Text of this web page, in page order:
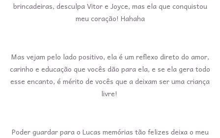
brincadeiras, desculpa Vitor e Joyce, mas ela que conquistou
meu coração! Hahaha
Mas vejam pelo lado positivo, ela é um reflexo direto do amor,
carinho e educação que vocês dão para ela, e se ela gera todo
esse encanto, é mérito de vocês que a deixam ser uma criança
livre!
Poder guardar para o Lucas memórias tão felizes deixa o meu